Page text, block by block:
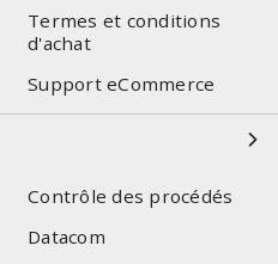
Termes et conditions
d'achat
Support eCommerce
Contrôle des procédés
Datacom